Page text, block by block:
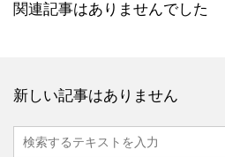
関連記事はありませんでした
新しい記事はありません